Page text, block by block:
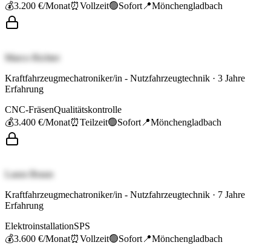
💰3.200 €/Monat⏰Vollzeit🟢Sofort 📍Mönchengladbach
Marco Richter
Kraftfahrzeugmechatroniker/in - Nutzfahrzeugtechnik · 3 Jahre
Erfahrung
CNC-FräsenQualitätskontrolle
💰3.400 €/Monat⏰Teilzeit🟢Sofort 📍Mönchengladbach
Laura Braun
Kraftfahrzeugmechatroniker/in - Nutzfahrzeugtechnik · 7 Jahre
Erfahrung
ElektroinstallationSPS
💰3.600 €/Monat⏰Vollzeit🟢Sofort 📍Mönchengladbach